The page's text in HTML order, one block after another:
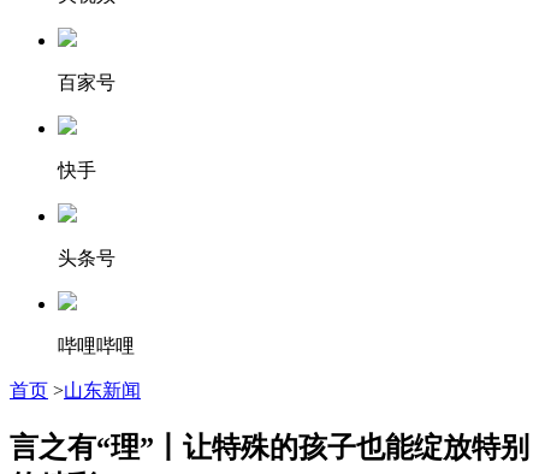
百家号
快手
头条号
哔哩哔哩
首页 >山东新闻
言之有“理”丨让特殊的孩子也能绽放特别